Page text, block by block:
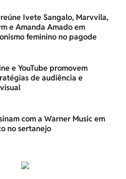
Ivete Sangalo, Marvvila,
e Amanda Amado em
feminino no pagode
e YouTube promovem
de audiência e
com a Warner Music em
no sertanejo